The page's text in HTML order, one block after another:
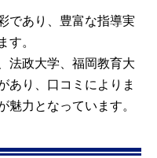
であり、豊富な指導実
す。
法政大学、福岡教育大
あり、口コミによりま
魅力となっています。